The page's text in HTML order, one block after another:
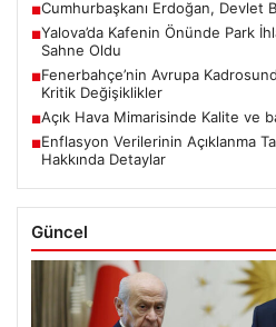
■Cumhurbaşkanı Erdoğan, Devlet
■Yalova’da Kafenin Önünde Park
Sahne Oldu
■Fenerbahçe’nin Avrupa
Kritik Değişiklikler
■Açık Hava Mimarisinde Kalite ve
■Enflasyon Verilerinin Açıklanma
Hakkında Detaylar
Güncel